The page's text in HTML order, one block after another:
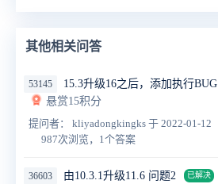
其他相关问答
53145 15.3升级16之后，添加执行BUG
悬赏15积分
提问者： kliyadongkingks 于 2022-01-12
987次浏览，1个答案
36603 由10.3.1升级11.6 问题2 已解决